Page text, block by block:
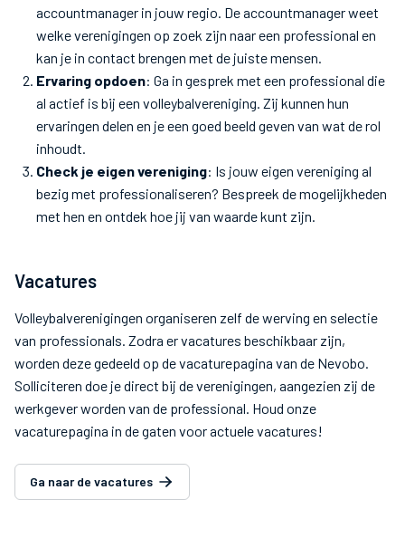
accountmanager in jouw regio. De accountmanager weet
welke verenigingen op zoek zijn naar een professional en
kan je in contact brengen met de juiste mensen.
Ervaring opdoen: Ga in gesprek met een professional die
al actief is bij een volleybalvereniging. Zij kunnen hun
ervaringen delen en je een goed beeld geven van wat de rol
inhoudt.
Check je eigen vereniging: Is jouw eigen vereniging al
bezig met professionaliseren? Bespreek de mogelijkheden
met hen en ontdek hoe jij van waarde kunt zijn.
Vacatures
Volleybalverenigingen organiseren zelf de werving en selectie
van professionals. Zodra er vacatures beschikbaar zijn,
worden deze gedeeld op de vacaturepagina van de Nevobo.
Solliciteren doe je direct bij de verenigingen, aangezien zij de
werkgever worden van de professional. Houd onze
vacaturepagina in de gaten voor actuele vacatures!
Ga naar de vacatures